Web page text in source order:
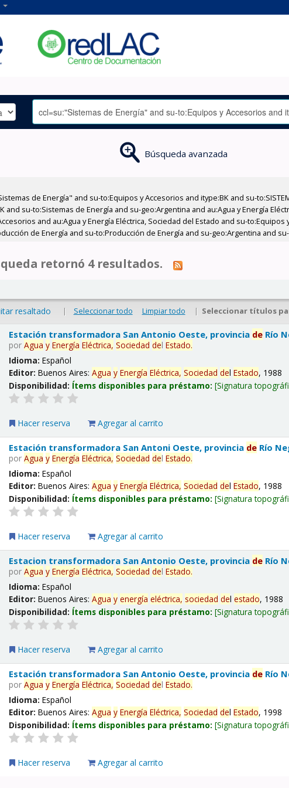
Búsqueda avanzada
de Energía" and su-to:Equipos y Accesorios and itype:BK and su-
and su-to:Sistemas de Energía and su-geo:Argentina and au:Agua y Energía
and au:Agua y Energía Eléctrica, Sociedad del Estado and su-
de Energía and su-to:Producción de Energía and su-geo:Argentina and
retornó 4 resultados.
resaltado | Seleccionar todo Limpiar todo | Seleccionar títulos
Estación transformadora San Antonio Oeste, provincia de Río
porAgua y Energía Eléctrica, Sociedad delEstado.
Idioma:Español
Editor:Buenos Aires:Agua y Energía Eléctrica, Sociedad delEstado, 1988
Disponibilidad: Ítems disponibles para préstamo: Signatura
Hacer reserva Agregar al carrito
Estación transformadora San Antoni Oeste, provincia de Río
porAgua y Energía Eléctrica, Sociedad delEstado.
Idioma:Español
Editor:Buenos Aires:Agua y Energía Eléctrica, Sociedad delEstado, 1988
Disponibilidad: Ítems disponibles para préstamo: Signatura
Hacer reserva Agregar al carrito
Estacion transformadora San Antonio Oeste, provincia de Río
porAgua y Energía Eléctrica, Sociedad delEstado.
Idioma:Español
Editor:Buenos Aires:Agua y energía eléctrica, sociedad delestado, 1988
Disponibilidad: Ítems disponibles para préstamo: Signatura
Hacer reserva Agregar al carrito
Estación transformadora San Antonio Oeste, provincia de Río
porAgua y Energía Eléctrica, Sociedad delEstado.
Idioma:Español
Editor:Buenos Aires:Agua y Energía Eléctrica, Sociedad delEstado, 1998
Disponibilidad: Ítems disponibles para préstamo: Signatura
Hacer reserva Agregar al carrito